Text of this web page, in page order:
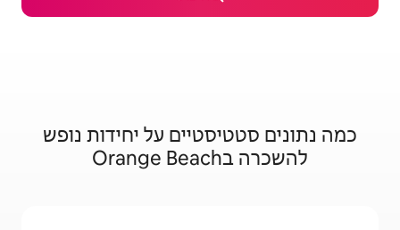
על יחידות נופש